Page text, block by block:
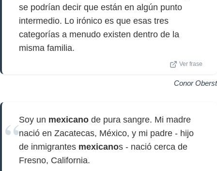
se podrían decir que están en algún punto
intermedio. Lo irónico es que esas tres
categorías a menudo existen dentro de la
misma familia.
Ver frase
Conor Oberst
Soy un mexicano de pura sangre. Mi madre
nació en Zacatecas, México, y mi padre - hijo
de inmigrantes mexicanos - nació cerca de
Fresno, California.